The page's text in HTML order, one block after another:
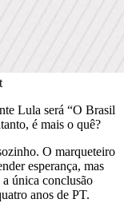
Lula será “O Brasil
é mais o quê?
O marqueteiro
esperança, mas
única conclusão
anos de PT.